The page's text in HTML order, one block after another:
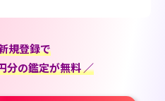
規登録で
分の鑑定が無料 ／